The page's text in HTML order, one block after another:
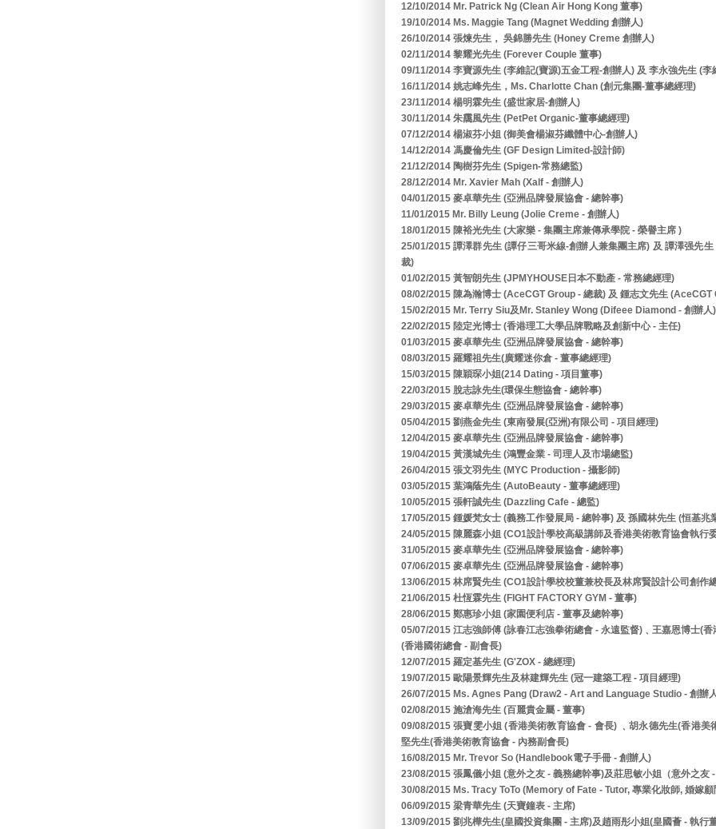
12/10/2014 Mr. Patrick Ng (Clean Air Hong Kong 董事)
19/10/2014 Ms. Maggie Tang (Magnet Wedding 創辦人)
26/10/2014 張煉先生， 吳錦勝先生 (Honey Creme 創辦人)
02/11/2014 黎耀光先生 (Forever Couple 董事)
09/11/2014 李寶源先生 (李維記(寶源)五金工程-創辦人) 及 李永強先生 (
16/11/2014 姚志峰先生，Ms. Charlotte Chan (創元集團-董事總經理)
23/11/2014 楊明霖先生 (盛世家居-創辦人)
30/11/2014 朱靄風先生 (PetPet Organic-董事總經理)
07/12/2014 楊淑芬小姐 (御美會楊淑芬纖體中心-創辦人)
14/12/2014 馮慶倫先生 (GF Design Limited-設計師)
21/12/2014 陶樹芬先生 (Spigen-常務總監)
28/12/2014 Mr. Xavier Mah (Xalf - 創辦人)
04/01/2015 麥卓華先生 (亞洲品牌發展協會 - 總幹事)
11/01/2015 Mr. Billy Leung (Jolie Creme - 創辦人)
18/01/2015 陳裕光先生 (大家樂 - 集團主席兼傳承學院 - 榮譽主席 )
25/01/2015 譚澤群先生 (譚仔三哥米線-創辦人兼集團主席) 及 譚澤强先
裁)
01/02/2015 黃智朗先生 (JPMYHOUSE日本不動產 - 常務總經理)
08/02/2015 陳為瀚博士 (AceCGT Group - 總裁) 及 鍾志文先生 (AceCGT
15/02/2015 Mr. Terry Siu及Mr. Stanley Wong (Difeee Diamond - 創辦人)
22/02/2015 陸定光博士 (香港理工大學品牌戰略及創新中心 - 主任)
01/03/2015 麥卓華先生 (亞洲品牌發展協會 - 總幹事)
08/03/2015 羅耀祖先生(廣耀迷你倉 - 董事總經理)
15/03/2015 陳穎琛小姐(214 Dating - 項目董事)
22/03/2015 脫志詠先生(環保生態協會 - 總幹事)
29/03/2015 麥卓華先生 (亞洲品牌發展協會 - 總幹事)
05/04/2015 劉燕金先生 (東南發展(亞洲)有限公司 - 項目經理)
12/04/2015 麥卓華先生 (亞洲品牌發展協會 - 總幹事)
19/04/2015 黃漢城先生 (鴻豐金業 - 司理人及市場總監)
26/04/2015 張文羽先生 (MYC Production - 攝影師)
03/05/2015 葉鴻蔭先生 (AutoBeauty - 董事總經理)
10/05/2015 張軒誠先生 (Dazzling Cafe - 總監)
17/05/2015 鍾媛梵女士 (義務工作發展局 - 總幹事) 及 孫國林先生 (恒基兆
24/05/2015 陳麗森小姐 (CO1設計學校高級講師及香港美術教育協會執行
31/05/2015 麥卓華先生 (亞洲品牌發展協會 - 總幹事)
07/06/2015 麥卓華先生 (亞洲品牌發展協會 - 總幹事)
13/06/2015 林席賢先生 (CO1設計學校校董兼校長及林席賢設計公司創作
21/06/2015 杜恆霖先生 (FIGHT FACTORY GYM - 董事)
28/06/2015 鄭惠珍小姐 (家園便利店 - 董事及總幹事)
05/07/2015 江志強師傅 (詠春江志強拳術總會 - 永遠監督)﹑王嘉恩博士(
(香港國術總會 - 副會長)
12/07/2015 羅定基先生 (G'ZOX - 總經理)
19/07/2015 歐陽景輝先生及林建輝先生 (冠一建築工程 - 項目經理)
26/07/2015 Ms. Agnes Pang (Draw2 - Art and Language Studio - 創辦
02/08/2015 施滄海先生 (百麗貴金屬 - 董事)
09/08/2015 張寶雯小姐 (香港美術教育協會 - 會長) ﹑胡永德先生(香港美
堅先生(香港美術教育協會 - 內務副會長)
16/08/2015 Mr. Trevor So (Handlebook電子手冊 - 創辦人)
23/08/2015 張鳳儀小姐 (意外之友 - 義務總幹事)及莊思敏小姐（意外之友 -
30/08/2015 Ms. Tracy ToTo (Memory of Fate - Tutor, 專業化妝師, 婚嫁顧
06/09/2015 梁青華先生 (天寶鐘表 - 主席)
13/09/2015 劉兆樺先生(皇國投資集團 - 主席)及趙雨彤小姐(皇國薈 - 執行